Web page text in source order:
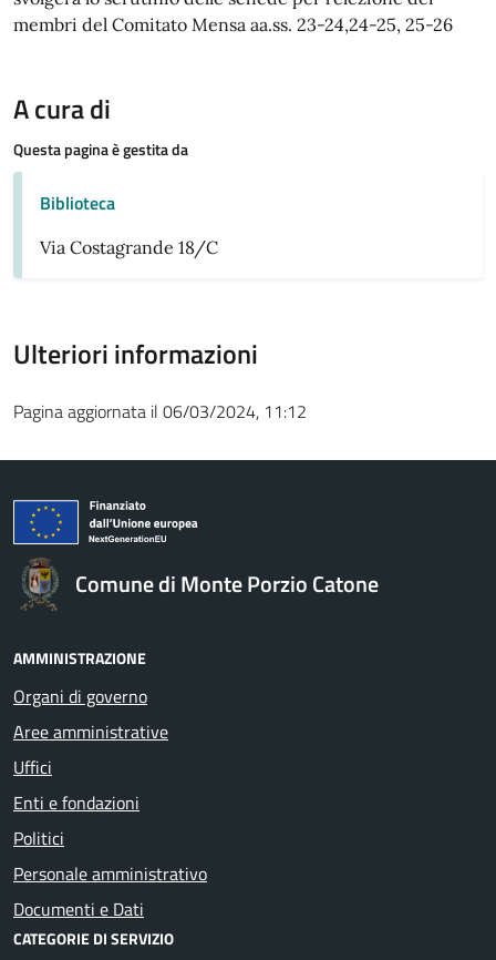
membri del Comitato Mensa aa.ss. 23-24,24-25, 25-26
A cura di
Questa pagina è gestita da
Biblioteca
Via Costagrande 18/C
Ulteriori informazioni
Pagina aggiornata il 06/03/2024, 11:12
Comune di Monte Porzio Catone
AMMINISTRAZIONE
Organi di governo
Aree amministrative
Uffici
Enti e fondazioni
Politici
Personale amministrativo
Documenti e Dati
CATEGORIE DI SERVIZIO